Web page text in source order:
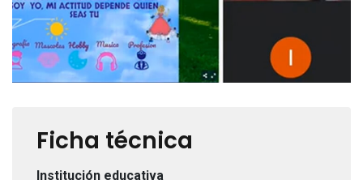
Ficha técnica
Institución educativa